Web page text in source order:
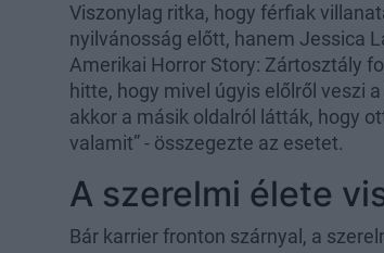
Viszonylag ritka, hogy férfiak
nyilvánosság előtt, hanem Jessica
Amerikai Horror Story: Zártosztály
hitte, hogy mivel úgyis előlről veszi
akkor a másik oldalról látták, hogy
valamit” - összegezte az esetet.
A szerelmi élete
Bár karrier fronton szárnyal, a